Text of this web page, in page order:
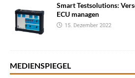
Smart Testsolutions:
ECU managen
15. Dezember 2022
MEDIENSPIEGEL